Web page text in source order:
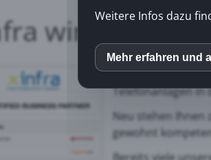
wird
Gerade in Zeiten
Grund vertiefen
Telefonanlagen in
Neu stehen Ihnen
gewohnt
Weitere Infos dazu
inCMS
Matomo
Youtube
Mehr erfahren und